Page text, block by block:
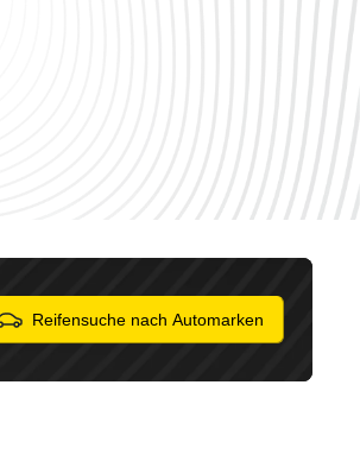
Reifensuche nach Automarken